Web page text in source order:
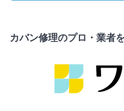
カバン修理のプロ・業者